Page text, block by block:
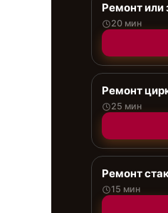
Ремонт или
20 мин
Ремонт
25 мин
Ремонт
15 мин